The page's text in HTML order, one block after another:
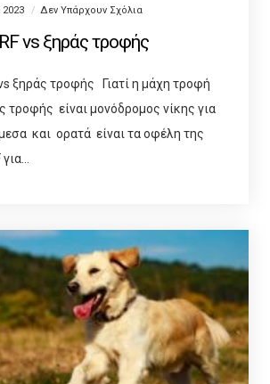
2023 Δεν Υπάρχουν Σχόλια
vs ξηράς τροφής
ξηράς τροφής Γιατί η μάχη τροφή
τροφής είναι μονόδρομος νίκης για
και ορατά είναι τα οφέλη της